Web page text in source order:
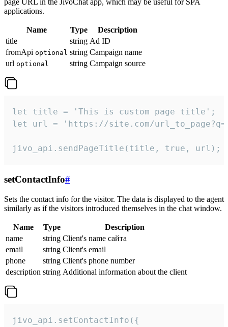
applications.
Name Type
Description
title
string Ad ID
fromApi optional string Campaign name
url optional string Campaign source
let title = 'This is custom page title';
let url = 'https://site.com/
jivo_api.sendPageTitle(title, true, url);
setContactInfo#
Sets the contact info for the visitor. The data is displayed to the agent
similarly as if the visitors introduced themselves in the chat window.
Name Type
Description
name
string Client's name сайта
email
string Client's email
phone
string Client's phone number
description string Additional information about the client
jivo_api.setContactInfo({